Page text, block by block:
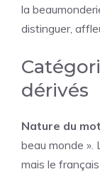
la
distinguer,
dérivés
Nature du mot
beau monde ».
mais le